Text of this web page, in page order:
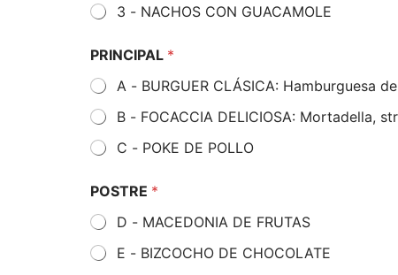
3 - NACHOS CON GUACAMOLE
PRINCIPAL *
A - BURGUER CLÁSICA: Hamburguesa
B - FOCACCIA DELICIOSA: Mortadella,
C - POKE DE POLLO
POSTRE *
D - MACEDONIA DE FRUTAS
E - BIZCOCHO DE CHOCOLATE